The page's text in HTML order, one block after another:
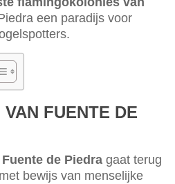
een paradijs voor
FUENTE DE
de Piedra gaat terug
bewijs van menselijke